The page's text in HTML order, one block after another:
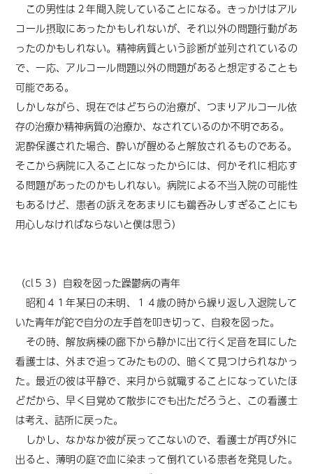
この男性は２年間入院していることになる。きっかけはアル
コール摂取にあったかもしれないが、それ以外の問題行動があ
ったのかもしれない。精神病質という診断が並列されているの
で、一応、アルコール問題以外の問題があると想定することも
可能である。
しかしながら、現在ではどちらの治療が、つまりアルコール依
存の治療か精神病質の治療か、なされているのか不明である。
泥酔保護された場合、酔いが醒めると解放されるものである。
そこから病院に入ることになったからには、何かそれに相応す
る問題があったのかもしれない。病院による不当入院の可能性
もあるけど、患者の訴えをあまりにも鵜呑みしすぎることにも
用心しなければならないと僕は思う）
（cl５３）自殺を図った躁鬱病の青年
昭和４１年某日の未明、１４歳の時から繰り返し入退院して
いた青年が鉈で自分の左手首を叩き切って、自殺を図った。
その時、解放病棟の廊下から静かに出て行く足音を耳にした
看護士は、外まで追ってみたものの、暗くて見つけられなかっ
た。最近の彼は平静で、来月から就職することになっていたほ
どだから、早く目覚めて散歩にでも出ただろうと、この看護士
は考え、詰所に戻った。
しかし、なかなか彼が戻ってこないので、看護士が再び外に
出ると、薄明の庭で血に染まって倒れている患者を発見した。